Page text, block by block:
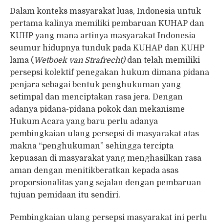
Dalam konteks masyarakat luas, Indonesia untuk
pertama kalinya memiliki pembaruan KUHAP dan
KUHP yang mana artinya masyarakat Indonesia
seumur hidupnya tunduk pada KUHAP dan KUHP
lama ( Wetboek van Strafrecht)dan telah memiliki
persepsi kolektif penegakan hukum dimana pidana
penjara sebagai bentuk penghukuman yang
setimpal dan menciptakan rasa jera. Dengan
adanya pidana-pidana pokok dan mekanisme
Hukum Acara yang baru perlu adanya
pembingkaian ulang persepsi di masyarakat atas
makna “penghukuman” sehingga tercipta
kepuasan di masyarakat yang menghasilkan rasa
aman dengan menitikberatkan kepada asas
proporsionalitas yang sejalan dengan pembaruan
tujuan pemidaan itu sendiri.
Pembingkaian ulang persepsi masyarakat ini perlu